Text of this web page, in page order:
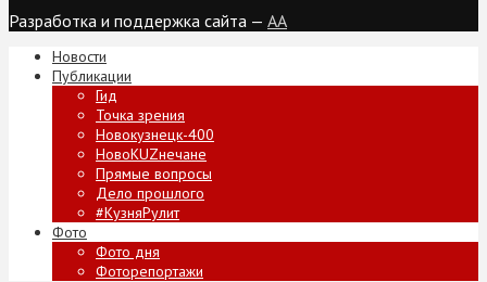
Разработка и поддержка сайта — AA
Новости
Публикации
Гид
Точка зрения
Новокузнецк-400
НовоKUZнечане
Прямые вопросы
Дело прошлого
#КузняРулит
Фото
Фото дня
Фоторепортажи